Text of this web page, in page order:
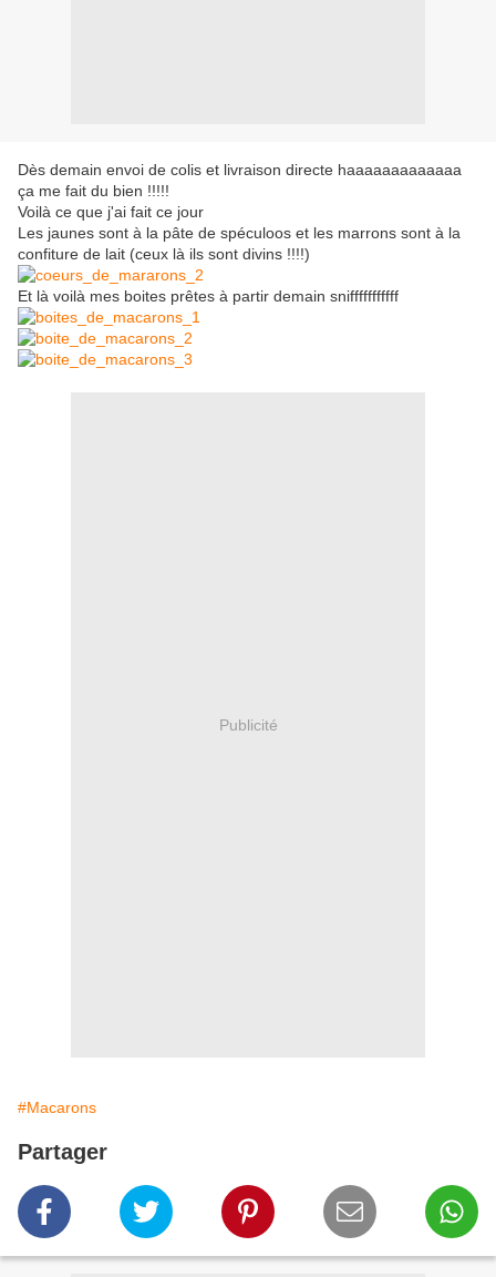
Dès demain envoi de colis et livraison directe haaaaaaaaaaaaa
ça me fait du bien !!!!!
Voilà ce que j'ai fait ce jour
Les jaunes sont à la pâte de spéculoos et les marrons sont à la
confiture de lait (ceux là ils sont divins !!!!)
Et là voilà mes boites prêtes à partir demain snifffffffffff
Publicité
#Macarons
Partager